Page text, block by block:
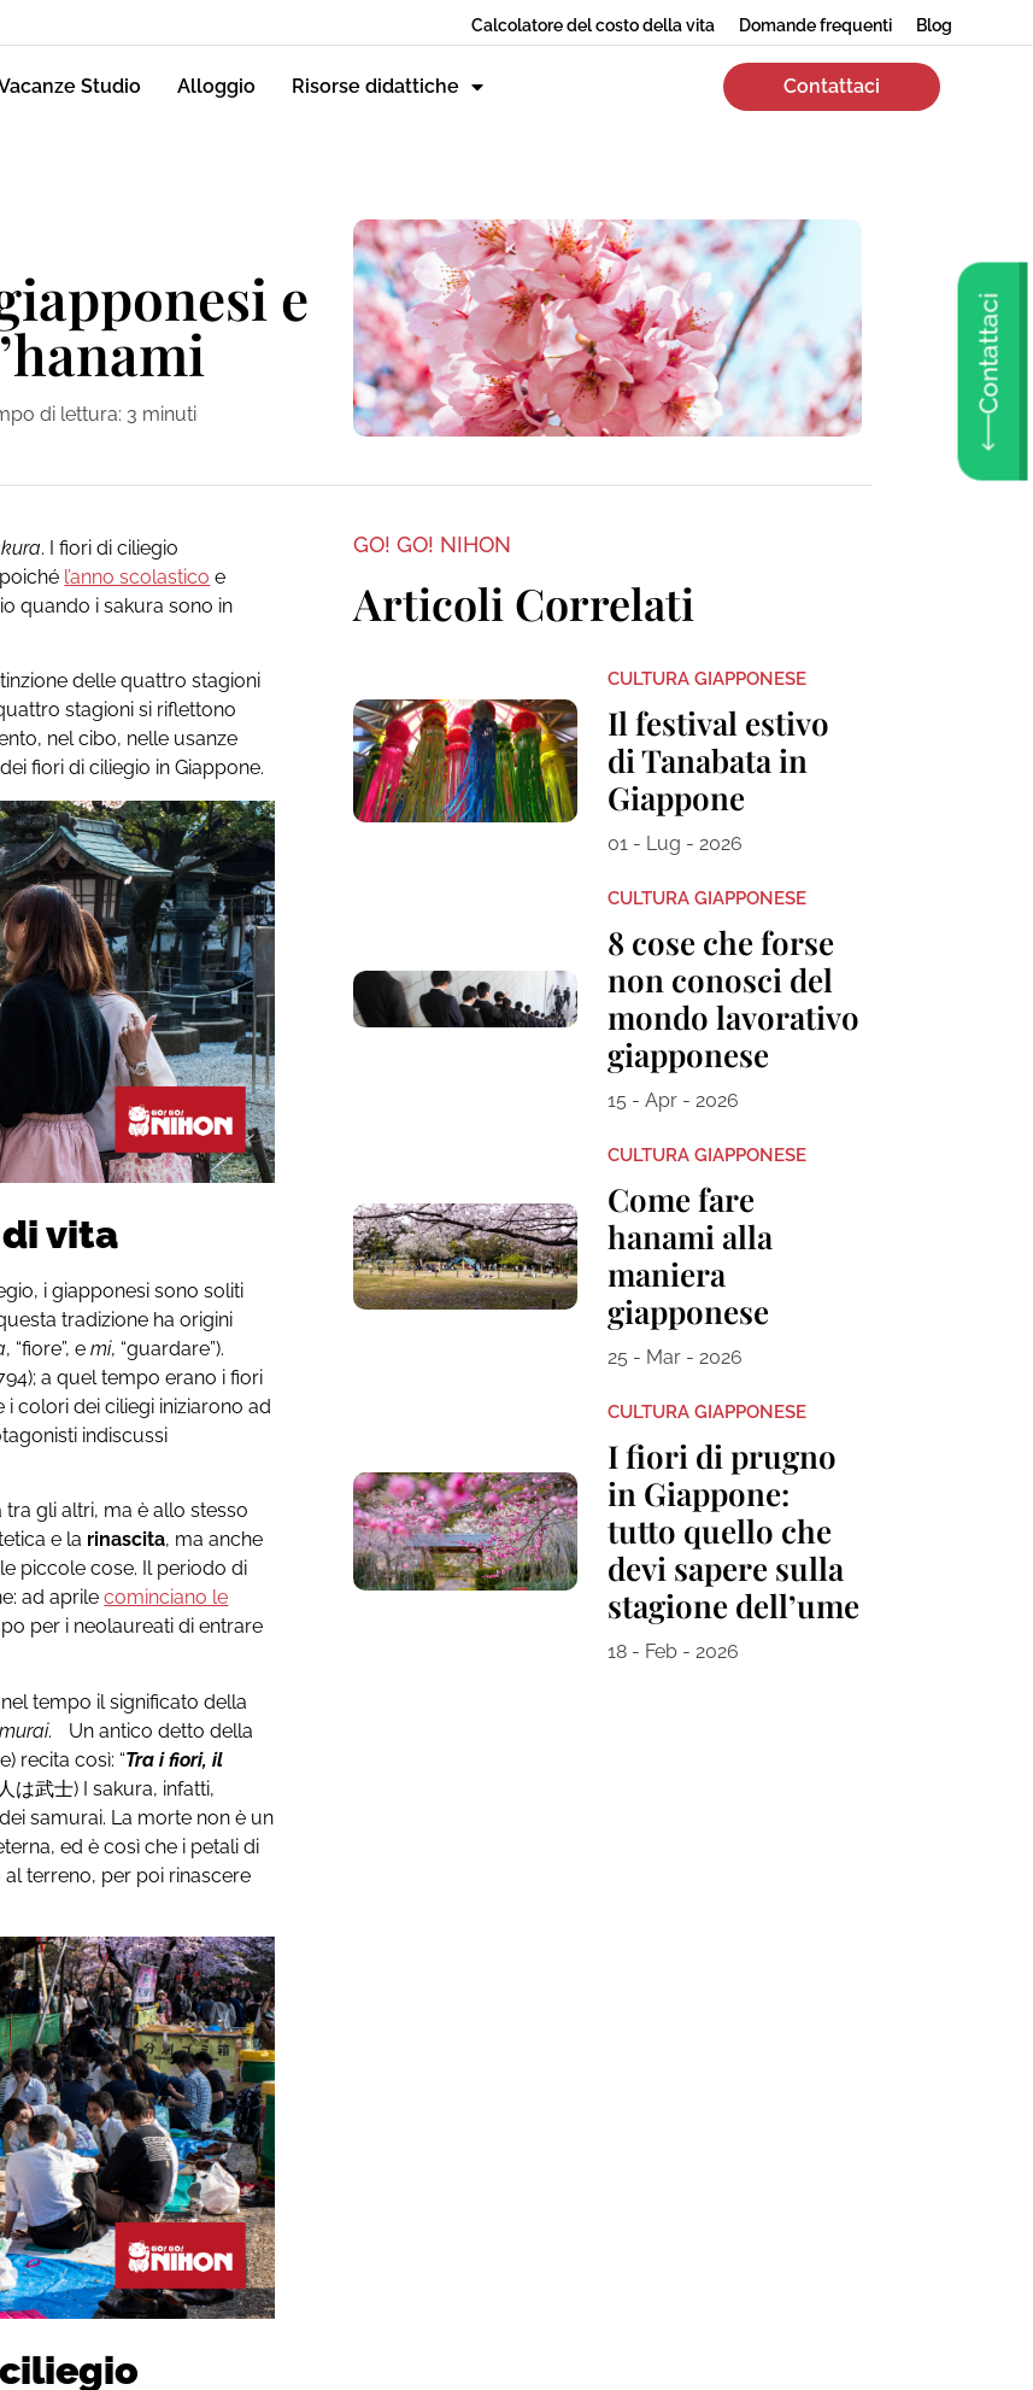
Calcolatore del costo della vita Domande frequenti Blog
Studio Alloggio Risorse didattiche Contattaci
Contattaci
e
di lettura: 3 minuti
. I fiori di ciliegio
l’anno scolastico e
quando i sakura sono in
delle quattro stagioni
stagioni si riflettono
nel cibo, nelle usanze
fiori di ciliegio in Giappone.
vita
i giapponesi sono soliti
tradizione ha origini
, “fiore”, emi, “guardare”).
a quel tempo erano i fiori
colori dei ciliegi iniziarono ad
indiscussi
gli altri, ma è allo stesso
e la rinascita, ma anche
piccole cose. Il periodo di
ad aprilecominciano le
per i neolaureati di entrare
tempo il significato della
. Un antico detto della
recita così: “Tra i fiori, il
は武士) I sakura, infatti,
samurai. La morte non è un
ed è così che i petali di
terreno, per poi rinascere
GO! GO! NIHON
Articoli Correlati
CULTURA GIAPPONESE
Il festival estivo
di Tanabata in
Giappone
01 - Lug - 2026
CULTURA GIAPPONESE
8 cose che forse
non conosci del
mondo lavorativo
giapponese
15 - Apr - 2026
CULTURA GIAPPONESE
Come fare
hanami alla
maniera
giapponese
25 - Mar - 2026
CULTURA GIAPPONESE
I fiori di prugno
in Giappone:
tutto quello che
devi sapere sulla
stagione dell’ume
18 - Feb - 2026